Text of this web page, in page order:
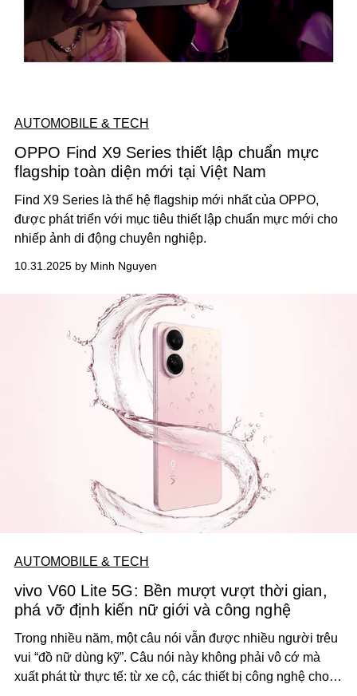
AUTOMOBILE & TECH
OPPO Find X9 Series thiết lập chuẩn mực
flagship toàn diện mới tại Việt Nam
Find X9 Series là thế hệ flagship mới nhất của OPPO,
được phát triển với mục tiêu thiết lập chuẩn mực mới cho
nhiếp ảnh di động chuyên nghiệp.
10.31.2025 by Minh Nguyen
AUTOMOBILE & TECH
vivo V60 Lite 5G: Bền mượt vượt thời gian,
phá vỡ định kiến nữ giới và công nghệ
Trong nhiều năm, một câu nói vẫn được nhiều người trêu
vui “đồ nữ dùng kỹ”. Câu nói này không phải vô cớ mà
xuất phát từ thực tế: từ xe cộ, các thiết bị công nghệ cho